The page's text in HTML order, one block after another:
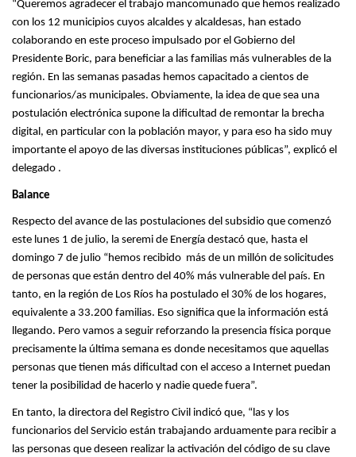
“Queremos agradecer el trabajo mancomunado que hemos realizado
con los 12 municipios cuyos alcaldes y alcaldesas, han estado
colaborando en este proceso impulsado por el Gobierno del
Presidente Boric, para beneficiar a las familias más vulnerables de la
región. En las semanas pasadas hemos capacitado a cientos de
funcionarios/as municipales. Obviamente, la idea de que sea una
postulación electrónica supone la dificultad de remontar la brecha
digital, en particular con la población mayor, y para eso ha sido muy
importante el apoyo de las diversas instituciones públicas”, explicó el
delegado .
Balance
Respecto del avance de las postulaciones del subsidio que comenzó
este lunes 1 de julio, la seremi de Energía destacó que, hasta el
domingo 7 de julio “hemos recibido más de un millón de solicitudes
de personas que están dentro del 40% más vulnerable del país. En
tanto, en la región de Los Ríos ha postulado el 30% de los hogares,
equivalente a 33.200 familias. Eso significa que la información está
llegando. Pero vamos a seguir reforzando la presencia física porque
precisamente la última semana es donde necesitamos que aquellas
personas que tienen más dificultad con el acceso a Internet puedan
tener la posibilidad de hacerlo y nadie quede fuera”.
En tanto, la directora del Registro Civil indicó que, “las y los
funcionarios del Servicio están trabajando arduamente para recibir a
las personas que deseen realizar la activación del código de su clave